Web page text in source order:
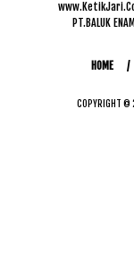
PT.BALUK
HOME
COPYRIGHT ©